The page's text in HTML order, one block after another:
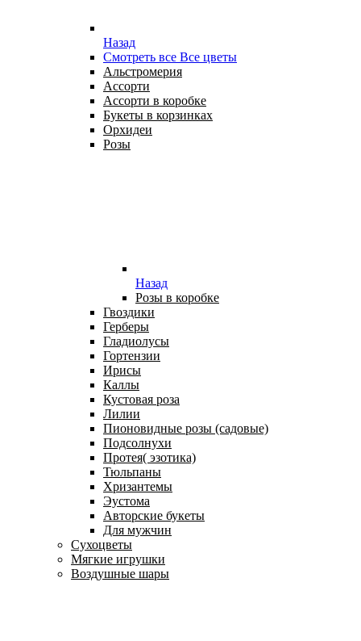
Назад
Смотреть все Все цветы
Альстромерия
Ассорти
Ассорти в коробке
Букеты в корзинках
Орхидеи
Розы
Назад
Розы в коробке
Гвоздики
Герберы
Гладиолусы
Гортензии
Ирисы
Каллы
Кустовая роза
Лилии
Пионовидные розы (садовые)
Подсолнухи
Протея( эзотика)
Тюльпаны
Хризантемы
Эустома
Авторские букеты
Для мужчин
Сухоцветы
Мягкие игрушки
Воздушные шары